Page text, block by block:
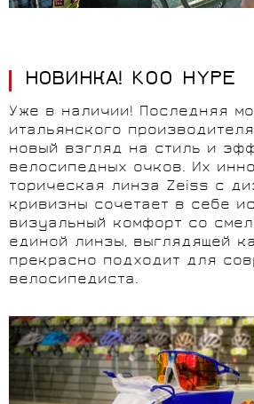
НОВИНКА! KOO HYPE
Уже в наличии! Последняя
итальянского производителя
новый взгляд на стиль и
велосипедных очков. Их
торическая линза Zeiss с
кривизны сочетает в себе
визуальный комфорт со
единой линзы, выглядящей
прекрасно подходит для
велосипедиста.